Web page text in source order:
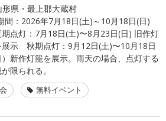
形県・最上郡大蔵村
間： 2026年7月18日(土)～10月18日(日)
点灯：7月18日(土)〜8月23日(日) 旧作灯
展示 秋期点灯：9月12日(土)〜10月18日
）新作灯籠を展示。雨天の場合、点灯する
限られる。
無料イベント